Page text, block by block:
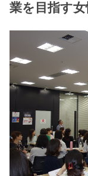
業を目指す